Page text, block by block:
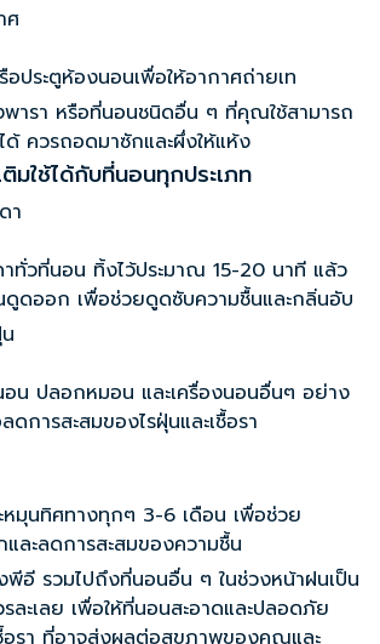
ศ
อประตูห้องนอนเพื่อให้อากาศถ่ายเท
ารา หรือที่นอนชนิดอื่น ๆ ที่คุณใช้สามารถ
ควรถอดมาซักและผึ่งให้แห้ง
มใช้ได้กับที่นอนทุกประเภท
า
าทั่วที่นอน ทิ้งไว้ประมาณ 15-20 นาที แล้ว
ดูดออก เพื่อช่วยดูดซับความชื้นและกลิ่นอับ
น ปลอกหมอน และเครื่องนอนอื่นๆ อย่าง
ดการสะสมของไรฝุ่นและเชื้อรา
มุนทิศทางทุกๆ 3-6 เดือน เพื่อช่วย
และลดการสะสมของความชื้น
พีอี รวมไปถึงที่นอนอื่น ๆ ในช่วงหน้าฝนเป็น
ละเลย เพื่อให้ที่นอนสะอาดและปลอดภัย
อรา ที่อาจส่งผลต่อสุขภาพของคุณและ